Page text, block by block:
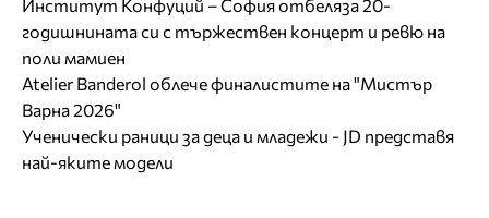
Институт Конфуций – София отбеляза 20-
годишнината си с тържествен концерт и ревю на
поли мамиен
Atelier Banderol облече финалистите на "Мистър
Варна 2026"
Ученически раници за деца и младежи - JD представя
най-яките модели